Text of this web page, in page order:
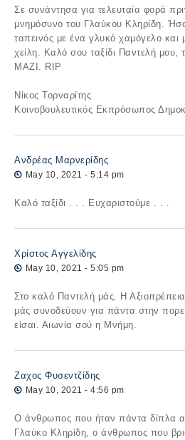
Σε συνάντησα για τελευταία φορά
μνημόσυνο του Γλαύκου Κληρίδη.
ταπεινός με ένα γλυκό χαμόγελο και
χείλη. Καλό σου ταξίδι Παντελή μου,
ΜΑΖΙ. RIP
Νίκος Τορναρίτης
Κοινοβουλευτικός Εκπρόσωπος
Ανδρέας Μαρνερίδης
May 10, 2021 - 5:14 pm
Καλό ταξίδι . . . Ευχαριστούμε . . .
Χρίστος Αγγελίδης
May 10, 2021 - 5:05 pm
Στο καλό Παντελή μάς. Η
μάς συνοδεύουν για πάντα στην
είσαι. Αιωνία σού η Μνήμη.
Ζαχος Φυσεντζίδης
May 10, 2021 - 4:56 pm
Ο άνθρωπος που ήταν πάντα δίπλα
Γλαύκο Κληρίδη, ο άνθρωπος που